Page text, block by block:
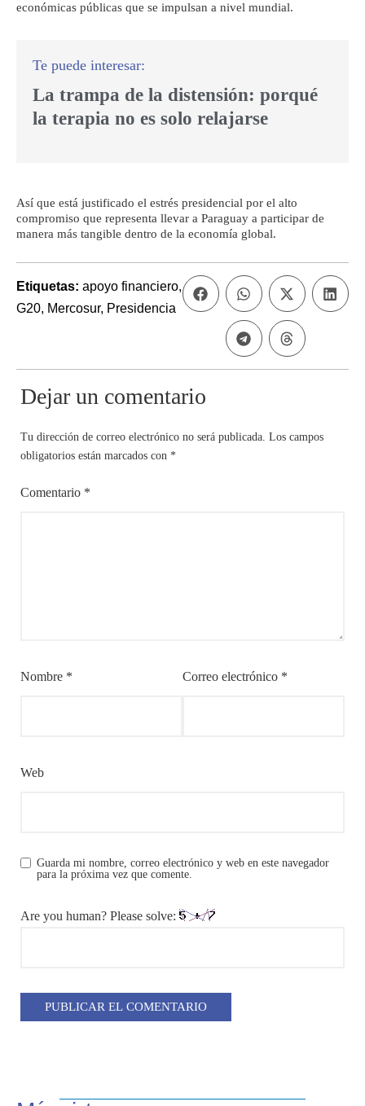
económicas públicas que se impulsan a nivel mundial.
La trampa de la distensión: porqué
la terapia no es solo relajarse
Así que está justificado el estrés presidencial por el alto
compromiso que representa llevar a Paraguay a participar de
manera más tangible dentro de la economía global.
Etiquetas: apoyo financiero,
G20, Mercosur, Presidencia
Dejar un comentario
Tu dirección de correo electrónico no será publicada. Los campos
obligatorios están marcados con *
Comentario *
Nombre * Correo electrónico *
Web
Guarda mi nombre, correo electrónico y web en este navegador
para la próxima vez que comente.
Are you human? Please solve: